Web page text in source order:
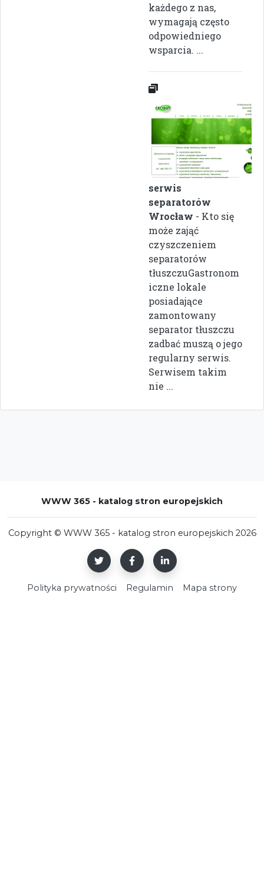
każdego z nas,
wymagają często
odpowiedniego
wsparcia. ...
serwis
separatorów
Wrocław - Kto się
może zająć
czyszczeniem
separatorów
tłuszczuGastronom
iczne lokale
posiadające
zamontowany
separator tłuszczu
zadbać muszą o jego
regularny serwis.
Serwisem takim
nie ...
WWW 365 - katalog stron europejskich
Copyright © WWW 365 - katalog stron europejskich 2026
Polityka prywatności Regulamin Mapa strony